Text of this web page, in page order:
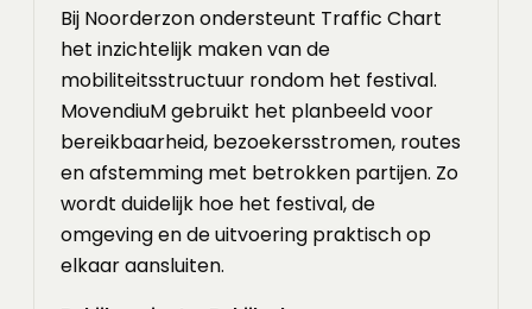
Bij Noorderzon ondersteunt Traffic Chart
het inzichtelijk maken van de
mobiliteitsstructuur rondom het festival.
MovendiuM gebruikt het planbeeld voor
bereikbaarheid, bezoekersstromen, routes
en afstemming met betrokken partijen. Zo
wordt duidelijk hoe het festival, de
omgeving en de uitvoering praktisch op
elkaar aansluiten.